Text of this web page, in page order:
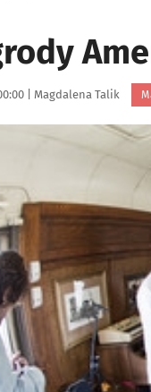
| Autor:
Magdalena Talik
powiększyć